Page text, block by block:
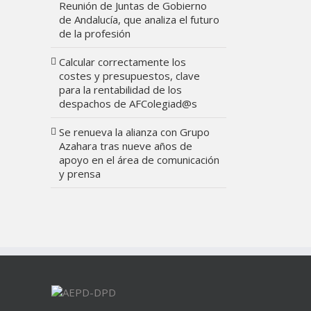
Reunión de Juntas de Gobierno
de Andalucía, que analiza el futuro
de la profesión
Calcular correctamente los
costes y presupuestos, clave
para la rentabilidad de los
despachos de AFColegiad@s
Se renueva la alianza con Grupo
Azahara tras nueve años de
apoyo en el área de comunicación
y prensa